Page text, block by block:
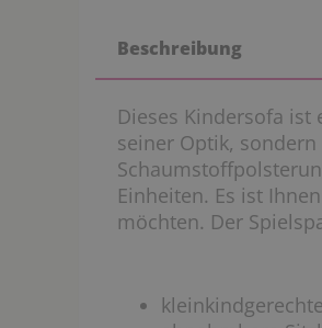
Beschreibung
Dieses Kindersofa
seiner Optik,
Einheiten. Es ist
möchten. Der